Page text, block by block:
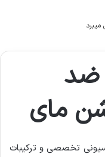
ضد
مای
تخصصی و ترکیبات